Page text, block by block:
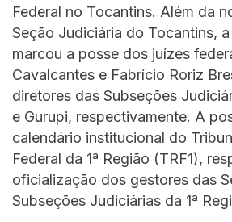
Federal no Tocantins. Além da
Seção Judiciária do Tocantins,
marcou a posse dos juízes
Cavalcantes e Fabrício Roriz
diretores das Subseções
e Gurupi, respectivamente. A
calendário institucional do
Federal da 1ª Região (TRF1),
oficialização dos gestores das
Subseções Judiciárias da 1ª